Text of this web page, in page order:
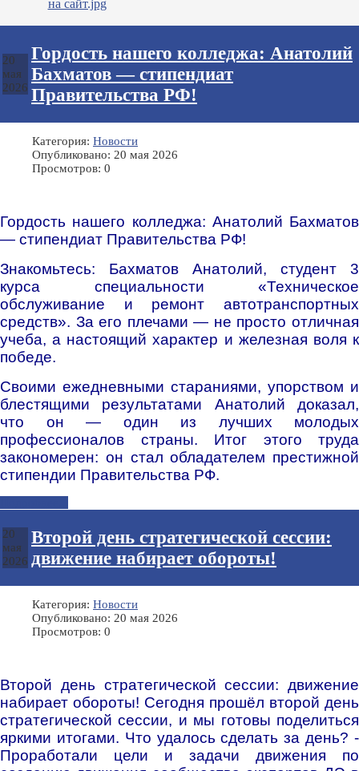
20
мая
2026
Гордость нашего колледжа: Анатолий
Бахматов — стипендиат
Правительства РФ!
Категория: Новости
Опубликовано: 20 мая 2026
Просмотров: 0
Гордость нашего колледжа: Анатолий Бахматов
— стипендиат Правительства РФ!
Знакомьтесь: Бахматов Анатолий, студент 3
курса специальности «Техническое
обслуживание и ремонт автотранспортных
средств». За его плечами — не просто отличная
учеба, а настоящий характер и железная воля к
победе.
Своими ежедневными стараниями, упорством и
блестящими результатами Анатолий доказал,
что он — один из лучших молодых
профессионалов страны. Итог этого труда
закономерен: он стал обладателем престижной
стипендии Правительства РФ.
20
мая
2026
Второй день стратегической сессии:
движение набирает обороты!
Категория: Новости
Опубликовано: 20 мая 2026
Просмотров: 0
Второй день стратегической сессии: движение
набирает обороты! Сегодня прошёл второй день
стратегической сессии, и мы готовы поделиться
яркими итогами. Что удалось сделать за день? -
Проработали цели и задачи движения по